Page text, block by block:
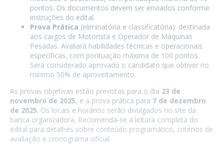
pontos. Os documentos devem ser enviados conforme
instruções do edital.
Prova Prática (eliminatória e classificatória): destinada
aos cargos de Motorista e Operador de Máquinas
Pesadas. Avaliará habilidades técnicas e operacionais
específicas, com pontuação máxima de 100 pontos.
Será considerado aprovado o candidato que obtiver no
mínimo 50% de aproveitamento.
As provas objetivas estão previstas para o dia 23 de
novembro de 2025, e a prova prática para 7 de dezembro
de 2025. Os locais e horários serão divulgados no site da
banca organizadora. Recomenda-se a leitura completa do
edital para detalhes sobre conteúdo programático, critérios de
avaliação e cronograma oficial.